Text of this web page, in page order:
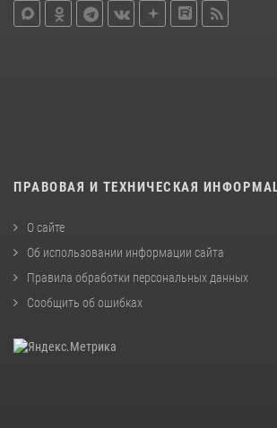
ПРАВОВАЯ И ТЕХНИЧЕСКАЯ
О сайте
Об использовании информации сайта
Правила обработки персональных данных
Сообщить об ошибках